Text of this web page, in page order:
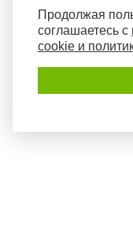
Продолжая
соглашаетесь с
cookie и